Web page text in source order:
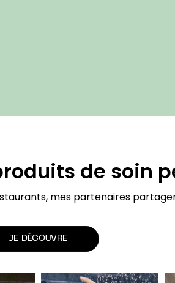
de soin
mes partenaires
JE DÉCOUVRE